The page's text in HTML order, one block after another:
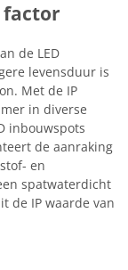
factor
de LED
levensduur is
Met de IP
in diverse
inbouwspots
de aanraking
en
spatwaterdicht
de IP waarde van